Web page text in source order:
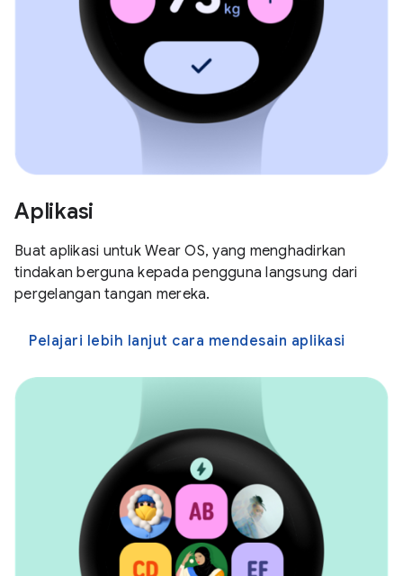
Aplikasi
Buat aplikasi untuk Wear OS, yang menghadirkan
tindakan berguna kepada pengguna langsung dari
pergelangan tangan mereka.
Pelajari lebih lanjut cara mendesain aplikasi